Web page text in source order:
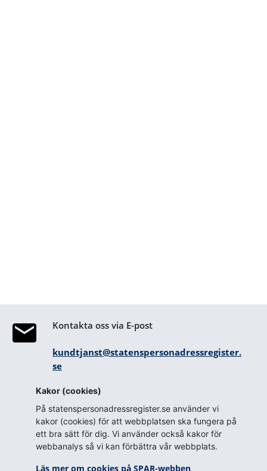
Kakor (cookies)
På statenspersonadressregister.se använder vi
kakor (cookies) för att webbplatsen ska fungera på
ett bra sätt för dig. Vi använder också kakor för
webbanalys så vi kan förbättra vår webbplats.
Läs mer om cookies på SPAR-webben
Kontakta oss via E-post
kundtjanst@statenspersonadressregister.
se
Kontakta oss via telefon
0771-18 17 16
From abroad: +46 10 574 21 88
Öppettider telefon
Helgfri måndag - fredag